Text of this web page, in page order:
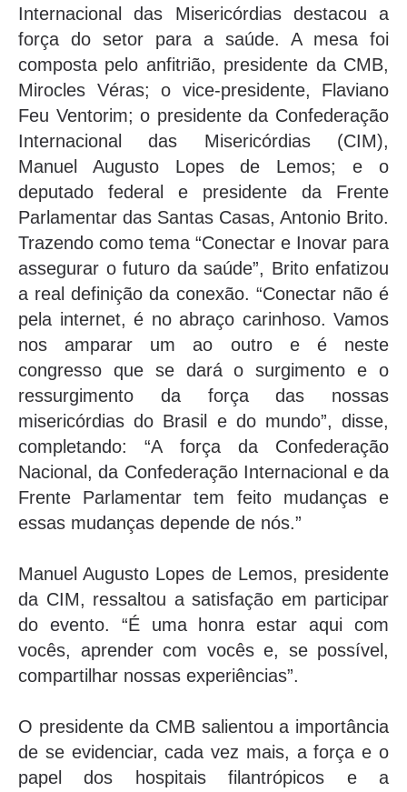
Internacional das Misericórdias destacou a
força do setor para a saúde. A mesa foi
composta pelo anfitrião, presidente da CMB,
Mirocles Véras; o vice-presidente, Flaviano
Feu Ventorim; o presidente da Confederação
Internacional das Misericórdias (CIM),
Manuel Augusto Lopes de Lemos; e o
deputado federal e presidente da Frente
Parlamentar das Santas Casas, Antonio Brito.
Trazendo como tema “Conectar e Inovar para
assegurar o futuro da saúde”, Brito enfatizou
a real definição da conexão. “Conectar não é
pela internet, é no abraço carinhoso. Vamos
nos amparar um ao outro e é neste
congresso que se dará o surgimento e o
ressurgimento da força das nossas
misericórdias do Brasil e do mundo”, disse,
completando: “A força da Confederação
Nacional, da Confederação Internacional e da
Frente Parlamentar tem feito mudanças e
essas mudanças depende de nós.”
Manuel Augusto Lopes de Lemos, presidente
da CIM, ressaltou a satisfação em participar
do evento. “É uma honra estar aqui com
vocês, aprender com vocês e, se possível,
compartilhar nossas experiências”.
O presidente da CMB salientou a importância
de se evidenciar, cada vez mais, a força e o
papel dos hospitais filantrópicos e a